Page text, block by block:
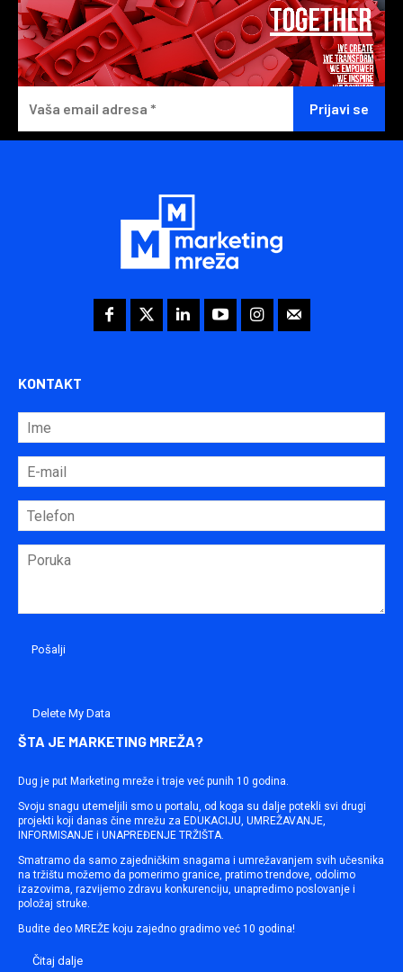
KONTAKT
Delete My Data
ŠTA JE MARKETING MREŽA?
Dug je put Marketing mreže i traje već punih 10 godina.
Svoju snagu utemeljili smo u portalu, od koga su dalje potekli svi drugi
projekti koji danas čine mrežu za EDUKACIJU, UMREŽAVANJE,
INFORMISANJE i UNAPREĐENJE TRŽIŠTA.
Smatramo da samo zajedničkim snagama i umrežavanjem svih učesnika
na tržištu možemo da pomerimo granice, pratimo trendove, odolimo
izazovima, razvijemo zdravu konkurenciju, unapredimo poslovanje i
položaj struke.
Budite deo MREŽE koju zajedno gradimo već 10 godina!
Čitaj dalje